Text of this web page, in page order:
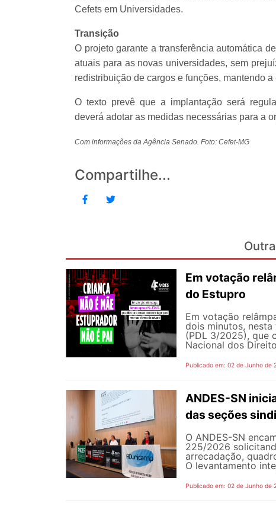
Cefets em Universidades.
Transição
O projeto garante a transferência automática
atuais para as novas universidades, sem
redistribuição de cargos e funções, mantendo
O texto prevê que a implantação será
deverá adotar as medidas necessárias para a
Com informações da Agência Senado. Foto: Cefet-MG
Compartilhe...
Em votação
do Estupro
Em votação
dois minutos,
(PDL 3/2025), que
Nacional dos
Publicado em: 02 de Junho de
ANDES-SN
das seções
O ANDES-SN
225/2026
arrecadação,
O levantamento
Publicado em: 02 de Junho de